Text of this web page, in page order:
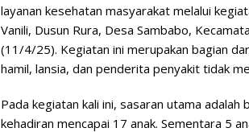
layanan kesehatan masyarakat melalui
Vanili, Dusun Rura, Desa Sambabo,
(11/4/25). Kegiatan ini merupakan bagian
hamil, lansia, dan penderita penyakit tidak
Pada kegiatan kali ini, sasaran utama
kehadiran mencapai 17 anak. Sementara 5